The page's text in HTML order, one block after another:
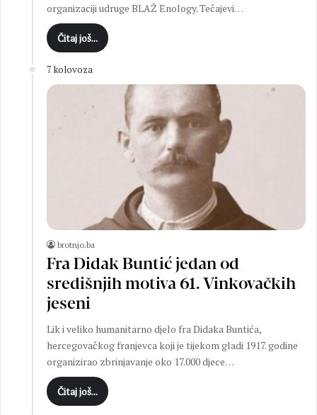
organizaciji udruge BLAŽ Enology. Tečajevi…
Čitaj još...
7 kolovoza
brotnjo.ba
Fra Didak Buntić jedan od
središnjih motiva 61. Vinkovačkih
jeseni
Lik i veliko humanitarno djelo fra Didaka Buntića,
hercegovačkog franjevca koji je tijekom gladi 1917. godine
organizirao zbrinjavanje oko 17.000 djece…
Čitaj još...